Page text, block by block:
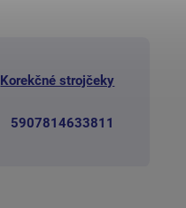
Korekčné strojčeky
5907814633811